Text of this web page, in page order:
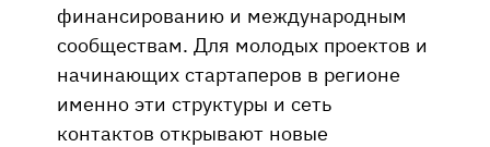
финансированию и международным
сообществам. Для молодых проектов и
начинающих стартаперов в регионе
именно эти структуры и сеть
контактов открывают новые